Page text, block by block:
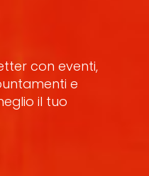
con eventi,
e
il tuo